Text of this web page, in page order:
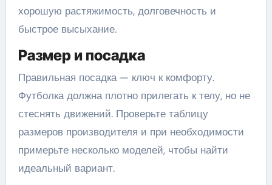
хорошую растяжимость, долговечность и
быстрое высыхание.
Размер и посадка
Правильная посадка — ключ к комфорту.
Футболка должна плотно прилегать к телу, но не
стеснять движений. Проверьте таблицу
размеров производителя и при необходимости
примерьте несколько моделей, чтобы найти
идеальный вариант.